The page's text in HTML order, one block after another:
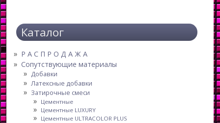
Каталог
Р А С П Р О Д А Ж А
Сопутствующие материалы
Добавки
Латексные добавки
Затирочные смеси
Цементные
Цементные LUXURY
Цементные ULTRACOLOR PLUS